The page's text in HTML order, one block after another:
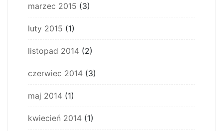
marzec 2015 (3)
luty 2015 (1)
listopad 2014 (2)
czerwiec 2014 (3)
maj 2014 (1)
kwiecień 2014 (1)